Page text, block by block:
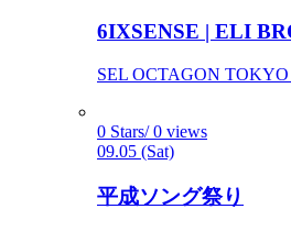
6IXSENSE | ELI
SEL OCTAGON TOKYO
0 Stars/ 0 views
09.05 (Sat)
平成ソング祭り